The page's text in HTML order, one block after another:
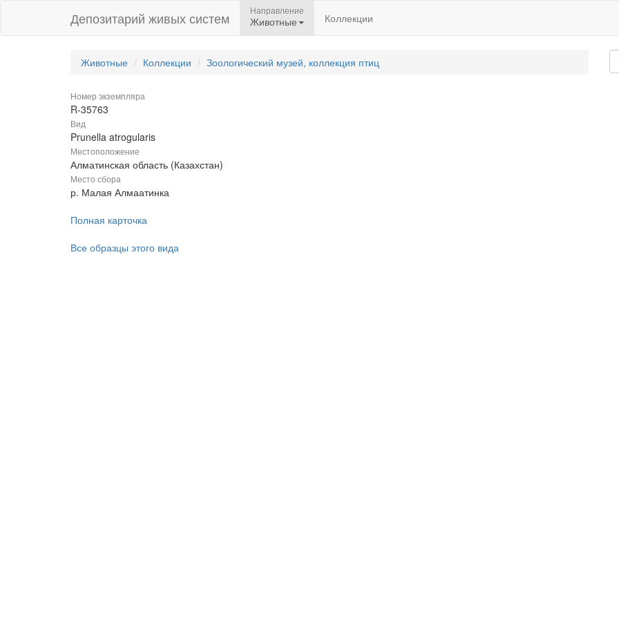
Депозитарий живых систем Направление
Животные Коллекции
Животные Коллекции Зоологический музей, коллекция птиц
Номер экземпляра
R-35763
Вид
Prunella atrogularis
Местоположение
Алматинская область (Казахстан)
Место сбора
р. Малая Алмаатинка
Полная карточка
Все образцы этого вида